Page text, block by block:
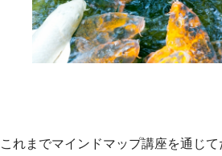
これまでマインドマップ講座を通じ